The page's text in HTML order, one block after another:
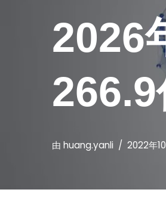
2026
由 huang.yanli 2022年